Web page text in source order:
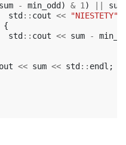
sum - min_odd ) & 1 )
sum
std :: cout << "NIESTETY"
{
std :: cout << sum -
<< sum << std :: endl ;